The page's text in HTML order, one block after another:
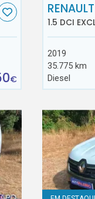
€
1.5 DCI
2019
35.775 km
Diesel